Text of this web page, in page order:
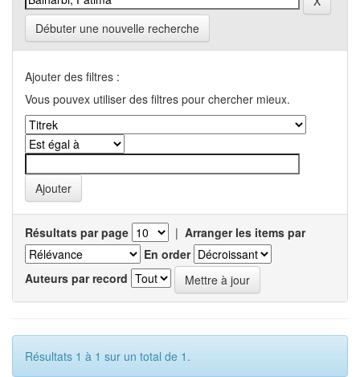
Débuter une nouvelle recherche
Ajouter des filtres :
Vous pouvex utiliser des filtres pour chercher mieux.
Résultats par page | Arranger les items par
En order
Auteurs par record
Résultats 1 à 1 sur un total de 1.